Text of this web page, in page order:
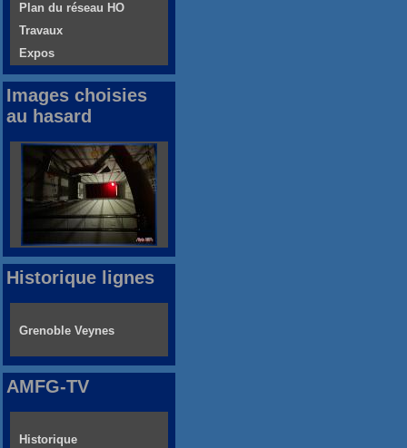
Plan du réseau HO
Travaux
Expos
Images choisies
au hasard
Historique lignes
Grenoble Veynes
AMFG-TV
Historique